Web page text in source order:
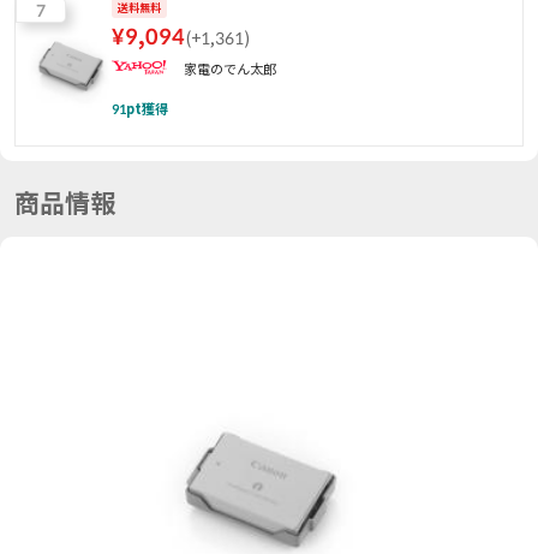
7 送料無料
¥9,094(+1,361)
家電のでん太郎
91pt獲得
商品情報